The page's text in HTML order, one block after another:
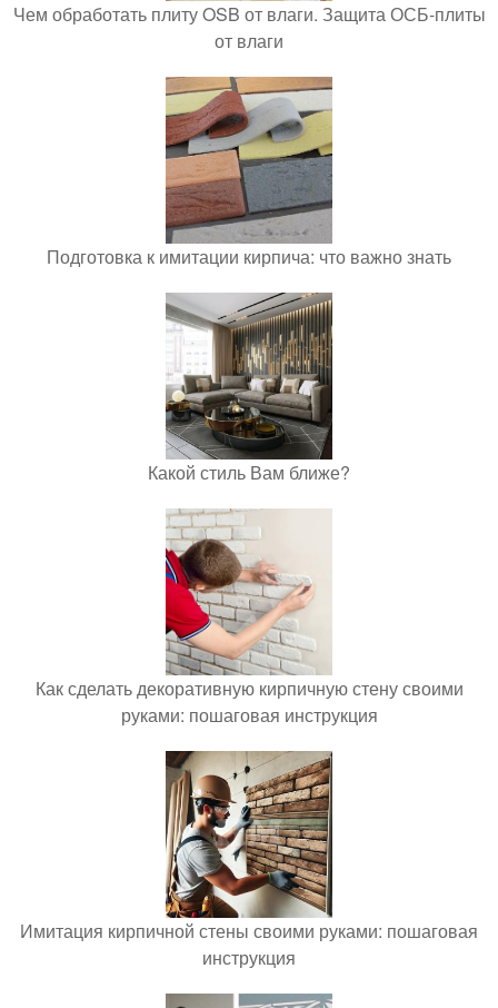
Чем обработать плиту OSB от влаги. Защита ОСБ-плиты
от влаги
Подготовка к имитации кирпича: что важно знать
Какой стиль Вам ближе?
Как сделать декоративную кирпичную стену своими
руками: пошаговая инструкция
Имитация кирпичной стены своими руками: пошаговая
инструкция